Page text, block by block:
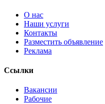
О нас
Наши услуги
Контакты
Разместить объявление
Реклама
Ссылки
Вакансии
Рабочие